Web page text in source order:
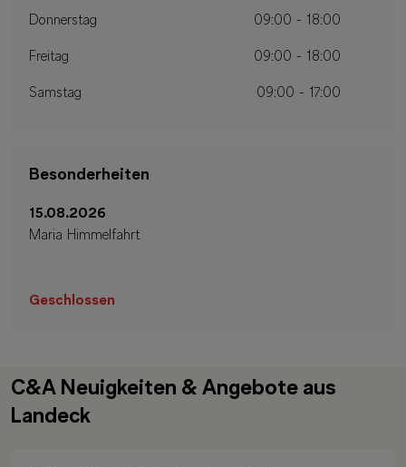
Donnerstag 09:00 - 18:00
Freitag 09:00 - 18:00
Samstag 09:00 - 17:00
Besonderheiten
15.08.2026
Maria Himmelfahrt
Geschlossen
C&A Neuigkeiten & Angebote aus
Landeck